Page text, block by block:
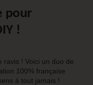
pour
!
ravis ! Voici un duo de
100% française
à tout jamais !